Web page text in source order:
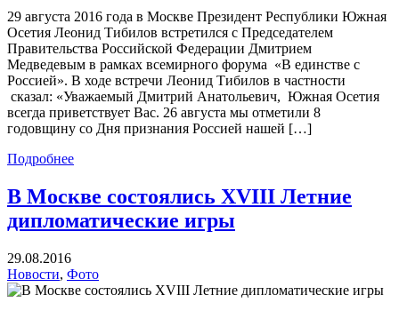
29 августа 2016 года в Москве Президент Республики Южная
Осетия Леонид Тибилов встретился с Председателем
Правительства Российской Федерации Дмитрием
Медведевым в рамках всемирного форума «В единстве с
Россией». В ходе встречи Леонид Тибилов в частности
сказал: «Уважаемый Дмитрий Анатольевич, Южная Осетия
всегда приветствует Вас. 26 августа мы отметили 8
годовщину со Дня признания Россией нашей […]
Подробнее
В Москве состоялись XVIII Летние
дипломатические игры
29.08.2016
Новости, Фото